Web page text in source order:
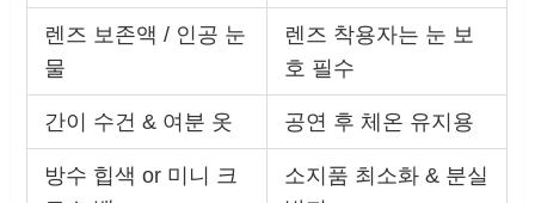
렌즈 보존액 / 인공 눈
물
렌즈 착용자는 눈 보
호 필수
간이 수건 & 여분 옷 공연 후 체온 유지용
방수 힙색 or 미니 크
소지품 최소화 & 분실